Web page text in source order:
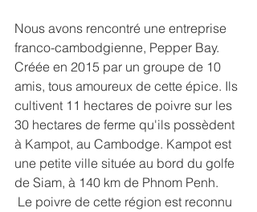
Nous avons rencontré une entreprise
franco-cambodgienne, Pepper Bay.
Créée en 2015 par un groupe de 10
amis, tous amoureux de cette épice. Ils
cultivent 11 hectares de poivre sur les
30 hectares de ferme qu'ils possèdent
à Kampot, au Cambodge. Kampot est
une petite ville située au bord du golfe
de Siam, à 140 km de Phnom Penh.
Le poivre de cette région est reconnu